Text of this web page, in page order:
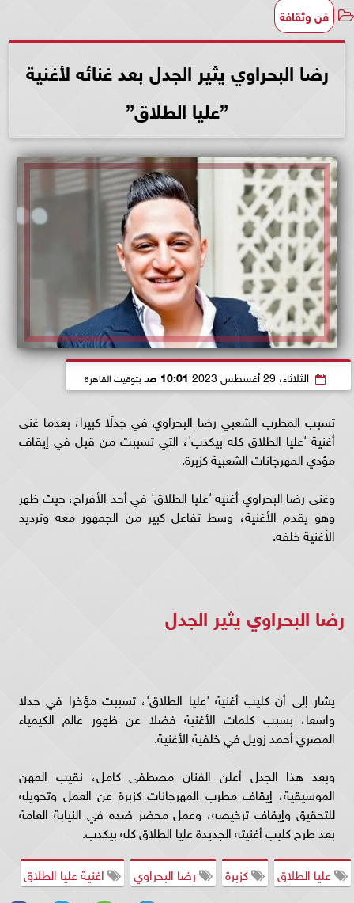
فن وثقافة
رضا البحراوي يثير الجدل بعد غنائه لأغنية
”عليا الطلاق”
الثلاثاء، 29 أغسطس 2023 10:01 صـ بتوقيت القاهرة
تسبب المطرب الشعبي رضا البحراوي في جدلًا كبيرا، بعدما غنى
أغنية 'عليا الطلاق كله بيكدب'، التي تسببت من قبل في إيقاف
مؤدي المهرجانات الشعبية كزبرة.
وغنى رضا البحراوي أغنيه 'عليا الطلاق' في أحد الأفراح، حيث ظهر
وهو يقدم الأغنية، وسط تفاعل كبير من الجمهور معه وترديد
الأغنية خلفه.
رضا البحراوي يثير الجدل
يشار إلى أن كليب أغنية 'عليا الطلاق'، تسببت مؤخرا في جدلا
واسعا، بسبب كلمات الأغنية فضلا عن ظهور عالم الكيمياء
المصري أحمد زويل في خلفية الأغنية.
وبعد هذا الجدل أعلن الفنان مصطفى كامل، نقيب المهن
الموسيقية، إيقاف مطرب المهرجانات كزبرة عن العمل وتحويله
للتحقيق وإيقاف ترخيصه، وعمل محضر ضده في النيابة العامة
بعد طرح كليب أغنيته الجديدة عليا الطلاق كله بيكدب.
عليا الطلاق
كزبرة رضا البحراوي اغنية عليا الطلاق